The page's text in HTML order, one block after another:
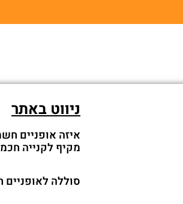
ניווט באתר
איזה אופניים
מקיף לקנייה חכמה
סוללה